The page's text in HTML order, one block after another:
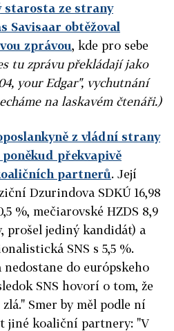
starosta ze strany
Savisaar obtěžoval
zprávou, kde pro sebe
tu zprávu překládají jako
your Edgar", vychutnání
na laskavém čtenáři.)
z vládní strany
překvapivě
partnerů. Její
Dzurindova SDKÚ 16,98
%, mečiarovské HZDS 8,9
prošel jediný kandidát) a
SNS s 5,5 %.
nedostane do európskeho
SNS hovorí o tom, že
Smer by měl podle ní
jiné koaliční partnery: "V